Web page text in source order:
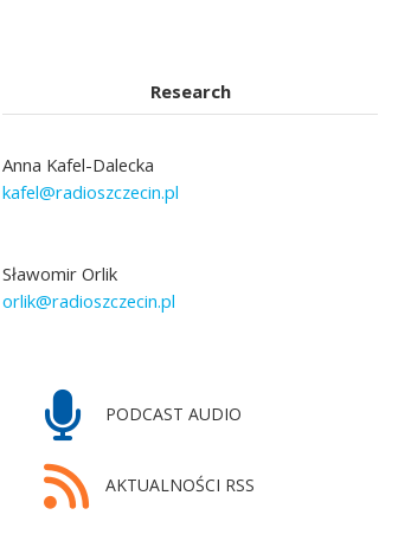
Research
Anna Kafel-Dalecka
kafel@radioszczecin.pl
Sławomir Orlik
orlik@radioszczecin.pl
PODCAST AUDIO
AKTUALNOŚCI RSS